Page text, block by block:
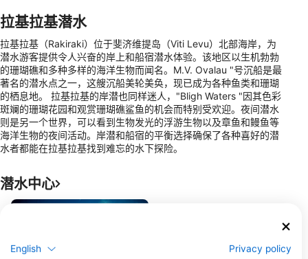
拉基拉基潜水
拉基拉基（Rakiraki）位于斐济维提岛（Viti Levu）北部海岸，为
潜水游客提供令人兴奋的岸上和船宿潜水体验。该地区以生机勃勃
的珊瑚礁和多种多样的海洋生物而闻名。M.V. Ovalau "号沉船是最
著名的潜水点之一，这艘沉船美轮美奂，现已成为各种鱼类和珊瑚
的栖息地。 拉基拉基的岸潜也同样迷人，"Bligh Waters "因其色彩
斑斓的珊瑚花园和观赏珊瑚礁鲨鱼的机会而特别受欢迎。夜间潜水
则是另一个世界，可以看到生物发光的浮游生物以及章鱼和鳗鱼等
海洋生物的夜间活动。岸潜和船宿的平衡选择确保了各种喜好的潜
水者都能在拉基拉基找到难忘的水下探险。
潜水中心
English Privacy policy